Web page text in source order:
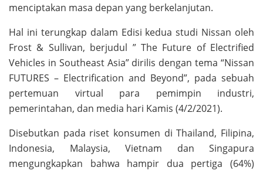
menciptakan masa depan yang berkelanjutan.
Hal ini terungkap dalam Edisi kedua studi Nissan oleh
Frost & Sullivan, berjudul ” The Future of Electrified
Vehicles in Southeast Asia” dirilis dengan tema “Nissan
FUTURES – Electrification and Beyond”, pada sebuah
pertemuan virtual para pemimpin industri,
pemerintahan, dan media hari Kamis (4/2/2021).
Disebutkan pada riset konsumen di Thailand, Filipina,
Indonesia, Malaysia, Vietnam dan Singapura
mengungkapkan bahwa hampir dua pertiga (64%)